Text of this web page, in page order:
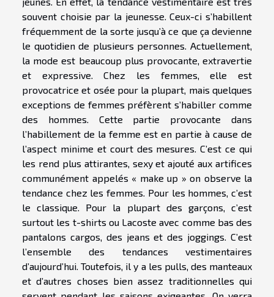
souvent choisie par la jeunesse. Ceux-ci s’habillent
fréquemment de la sorte jusqu’à ce que ça devienne
le quotidien de plusieurs personnes. Actuellement,
la mode est beaucoup plus provocante, extravertie
et expressive. Chez les femmes, elle est
provocatrice et osée pour la plupart, mais quelques
exceptions de femmes préfèrent s’habiller comme
des hommes. Cette partie provocante dans
l’habillement de la femme est en partie à cause de
l’aspect minime et court des mesures. C’est ce qui
les rend plus attirantes, sexy et ajouté aux artifices
communément appelés « make up » on observe la
tendance chez les femmes. Pour les hommes, c’est
le classique. Pour la plupart des garçons, c’est
surtout les t-shirts ou Lacoste avec comme bas des
pantalons cargos, des jeans et des joggings. C’est
l’ensemble des tendances vestimentaires
d’aujourd’hui. Toutefois, il y a les pulls, des manteaux
et d’autres choses bien assez traditionnelles qui